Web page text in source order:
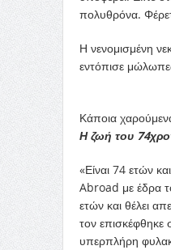
πολυθρόνα.
Η νενομισμένη
εντόπισε
Κάποια
Η ζωή του
«Είναι 74 ετών
Abroad με έδρα
ετών και θέλει
τον επισκέφθηκε
υπερπλήρη